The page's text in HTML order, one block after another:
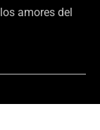
amores del